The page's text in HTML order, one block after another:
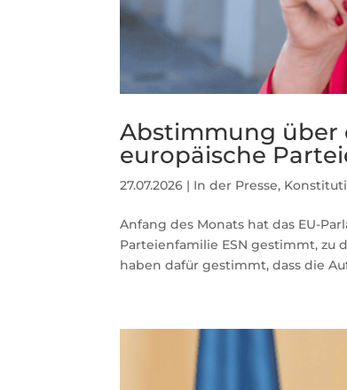
Abstimmung über
europäische
27.07.2026| In der Presse,
Anfang des Monats hat das EU-
Parteienfamilie ESN gestimmt, zu
haben dafür gestimmt, dass die